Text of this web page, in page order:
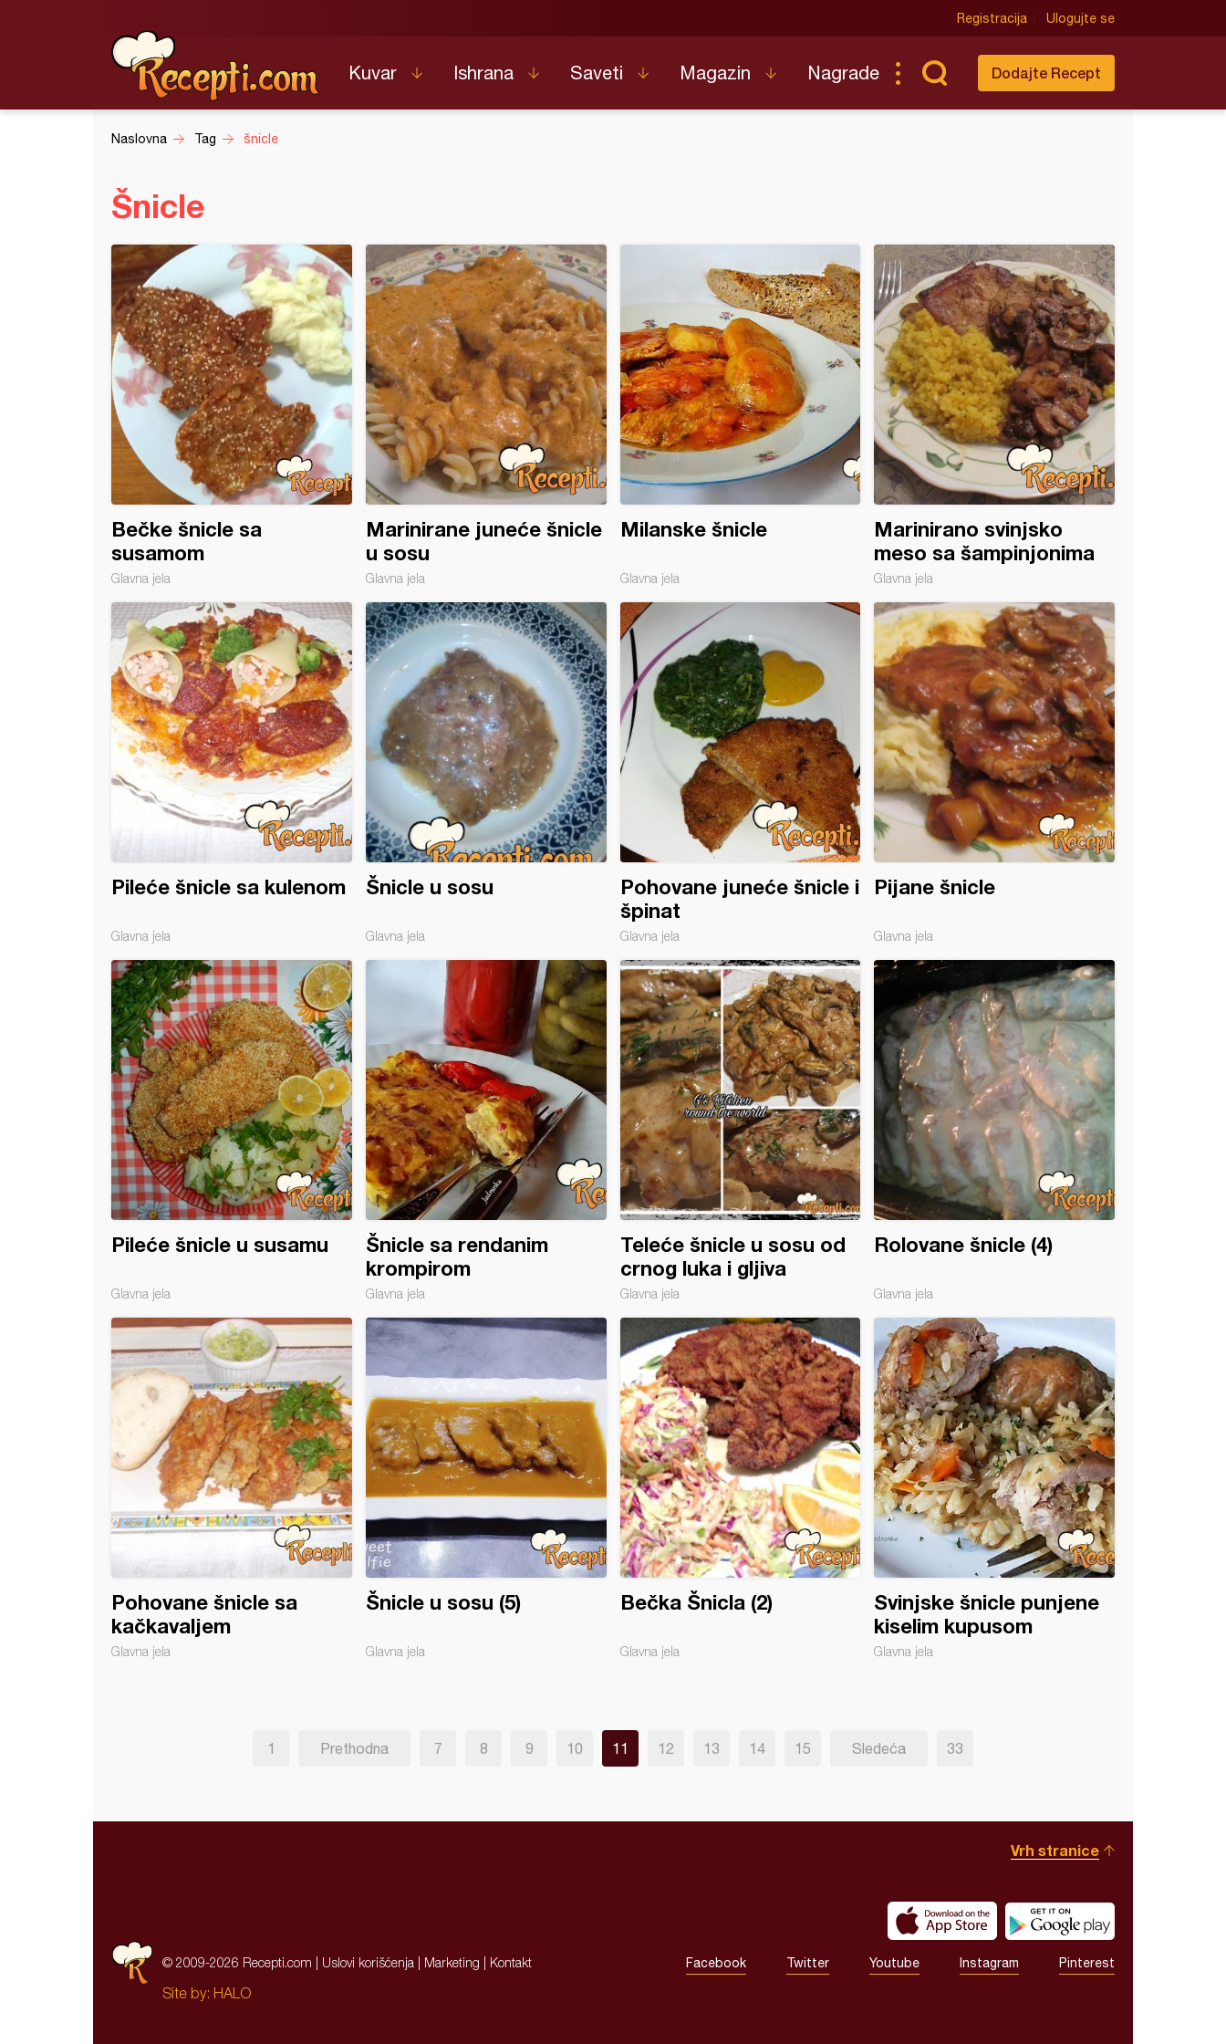
Registracija Ulogujte se
Kuvar Ishrana Saveti Magazin Nagrade Dodajte Recept
Naslovna Tag šnicle
Šnicle
Bečke šnicle sa
susamom
Glavna jela
Marinirane juneće šnicle
u sosu
Glavna jela
Milanske šnicle
Glavna jela
Marinirano svinjsko
meso sa šampinjonima
Glavna jela
svinjsko meso sa šampinjonima
Pileće šnicle sa kulenom
Glavna jela
Šnicle u sosu
Glavna jela
Pohovane juneće šnicle i
špinat
Glavna jela
Pijane šnicle
Glavna jela
Pileće šnicle u susamu
Glavna jela
Šnicle sa rendanim
krompirom
Glavna jela
Teleće šnicle u sosu od
crnog luka i gljiva
Glavna jela
Rolovane šnicle (4)
Glavna jela
Pohovane šnicle sa
kačkavaljem
Glavna jela
Šnicle u sosu (5)
Glavna jela
Bečka Šnicla (2)
Glavna jela
Svinjske šnicle punjene
kiselim kupusom
Glavna jela
šnicle punjene kiselim kupusom
1 Prethodna 7 8 9 10 11 12 13 14 15 Sledeća 33
Vrh stranice
© 2009-2026 Recepti.com | Uslovi korišćenja Marketing Kontakt Facebook Twitter Youtube Instagram Pinterest
Site by: HALO